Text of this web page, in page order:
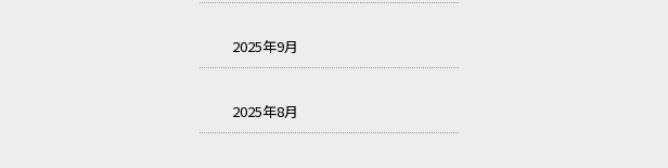
2025年9月
2025年8月